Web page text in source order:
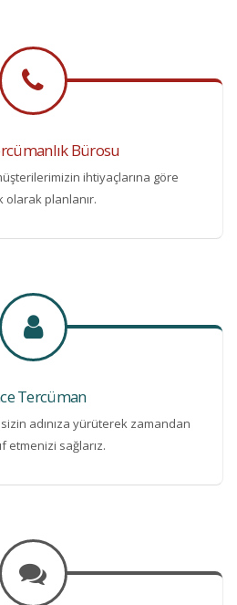
Bürosu
ihtiyaçlarına göre
olarak planlanır.
Tercüman
adınıza yürüterek zamandan
etmenizi sağlarız.